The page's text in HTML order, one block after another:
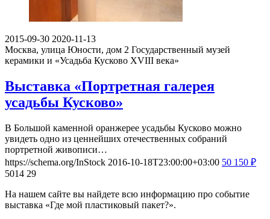
2015-09-30 2020-11-13
Москва, улица Юности, дом 2 Государственный музей
керамики и «Усадьба Кусково XVIII века»
Выставка «Портретная галерея
усадьбы Кусково»
В Большой каменной оранжерее усадьбы Кусково можно
увидеть одно из ценнейших отечественных собраний
портретной живописи…
https://schema.org/InStock 2016-10-18T23:00:00+03:00 50 150 ₽
5014 29
На нашем сайте вы найдете всю информацию про событие
выставка «Где мой пластиковый пакет?».